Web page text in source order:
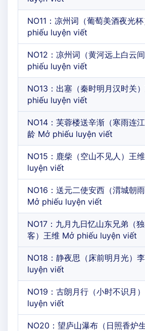
NO11：凉州词（葡萄美酒夜光
phiếu luyện viết
NO12：凉州词（黄河远上白云
phiếu luyện viết
NO13：出塞（秦时明月汉时关
phiếu luyện viết
NO14：芙蓉楼送辛渐（寒雨连
龄 Mở phiếu luyện viết
NO15：鹿柴（空山不见人）王
luyện viết
NO16：送元二使安西（渭城朝
Mở phiếu luyện viết
NO17：九月九日忆山东兄弟（
客）王维 Mở phiếu luyện viết
NO18：静夜思（床前明月光）
luyện viết
NO19：古朗月行（小时不识月
luyện viết
NO20：望庐山瀑布（日照香炉